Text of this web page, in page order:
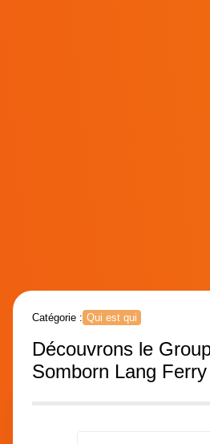
Catégorie : Qui est qui
Découvrons le
Somborn Lang Ferry